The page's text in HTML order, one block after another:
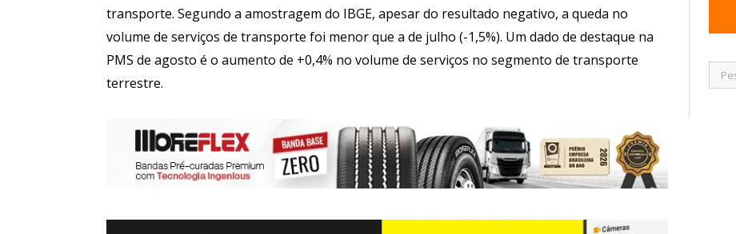
transporte. Segundo a amostragem do IBGE, apesar do resultado negativo, a queda no
volume de serviços de transporte foi menor que a de julho (-1,5%). Um dado de destaque na
PMS de agosto é o aumento de +0,4% no volume de serviços no segmento de transporte
terrestre.